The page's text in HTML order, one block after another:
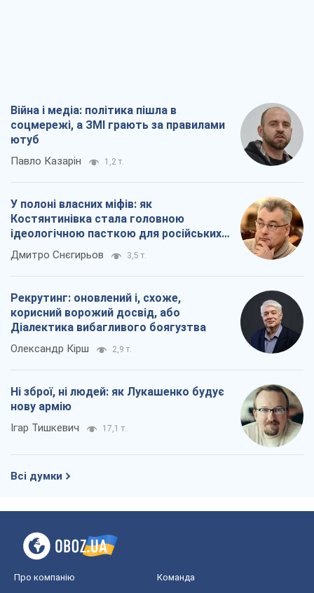
Війна і медіа: політика пішла в
соцмережі, а ЗМІ грають за правилами
ютуб
Павло Казарін 1,2 т.
У полоні власних міфів: як
Костянтинівка стала головною
ідеологічною пасткою для російських
окупантів
Дмитро Снєгирьов 3,5 т.
Рекрутинг: оновлений і, схоже,
корисний ворожий досвід, або
Діалектика вибагливого боягузтва
Олександр Кірш 2,9 т.
Ні зброї, ні людей: як Лукашенко будує
нову армію
Ігар Тишкевич 17,1 т.
Всі думки
Про компанію Команда